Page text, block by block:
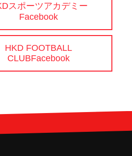
スポーツアカデミー
Facebook
HKD FOOTBALL
CLUBFacebook